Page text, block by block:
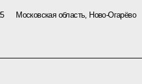
Московская область, Ново-Огарёво